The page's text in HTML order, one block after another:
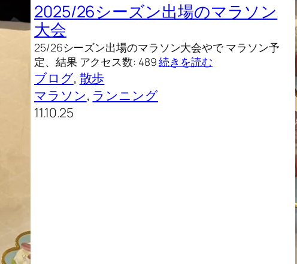
2025/26シーズン出場のマラソン
大会
25/26シーズン出場のマラソン大会やで マラソン予
定、結果 アクセス数: 489続きを読む
ブログ, 散歩
マラソン, ランニング
11.10.25